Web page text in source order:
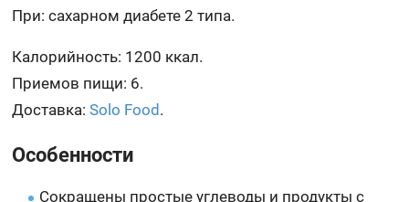
При: сахарном диабете 2 типа.
Калорийность: 1200 ккал.
Приемов пищи: 6.
Доставка:Solo Food .
Особенности
Сокращены простые углеводы и продукты с